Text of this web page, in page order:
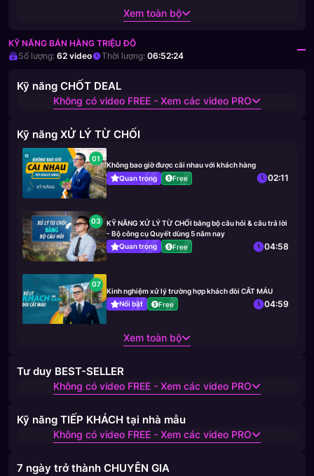
Xem toàn bộ
KỸ NĂNG BÁN HÀNG TRIỆU ĐÔ
Số lượng: 62 video Thời lượng: 06:52:24
Kỹ năng CHỐT DEAL
Không có video FREE - Xem các video PRO
Kỹ năng XỬ LÝ TỪ CHỐI
01
Không bao giờ được cãi nhau với khách hàng
Quan trọng
Free 02:11
03
KỸ NĂNG XỬ LÝ TỪ CHỐI bằng bộ câu hỏi & câu trả lời
- Bộ công cụ Quyết dùng 5 năm nay
Quan trọng
Free 04:58
07
Kinh nghiệm xử lý trường hợp khách đòi CẮT MÁU
Nổi bật
Free 04:59
Xem toàn bộ
Tư duy BEST-SELLER
Không có video FREE - Xem các video PRO
Kỹ năng TIẾP KHÁCH tại nhà mẫu
Không có video FREE - Xem các video PRO
7 ngày trở thành CHUYÊN GIA